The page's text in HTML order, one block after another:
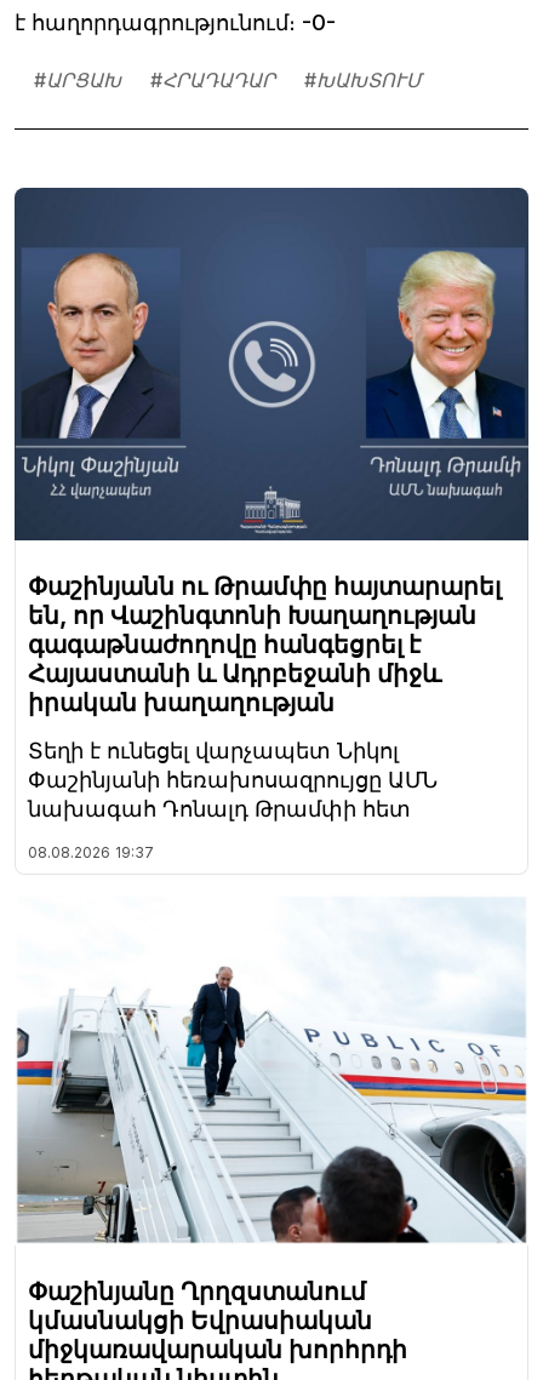
է հաղորդագրությունում։ -0-
#ԱՐՑԱԽ #ՀՐԱԴԱԴԱՐ #ԽԱԽՏՈՒՄ
Փաշինյանն ու Թրամփը հայտարարել
են, որ Վաշինգտոնի Խաղաղության
գագաթնաժողովը հանգեցրել է
Հայաստանի և Ադրբեջանի միջև
իրական խաղաղության
Տեղի է ունեցել վարչապետ Նիկոլ
Փաշինյանի հեռախոսազրույցը ԱՄՆ
նախագահ Դոնալդ Թրամփի հետ
08.08.2026 19:37
Փաշինյանը Ղրղզստանում
կմասնակցի Եվրասիական
միջկառավարական խորհրդի